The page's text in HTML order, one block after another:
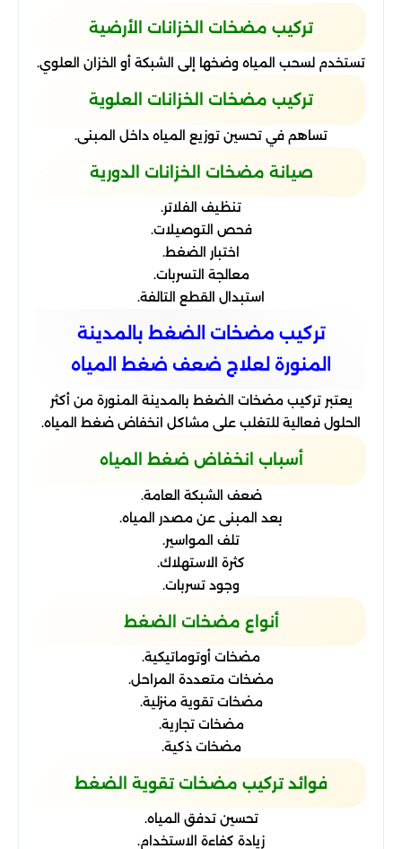
تركيب مضخات الخزانات الأرضية
تستخدم لسحب المياه وضخها إلى الشبكة أو الخزان العلوي.
تركيب مضخات الخزانات العلوية
تساهم في تحسين توزيع المياه داخل المبنى.
صيانة مضخات الخزانات الدورية
تنظيف الفلاتر.
فحص التوصيلات.
اختبار الضغط.
معالجة التسربات.
استبدال القطع التالفة.
تركيب مضخات الضغط بالمدينة
المنورة لعلاج ضعف ضغط المياه
يعتبر تركيب مضخات الضغط بالمدينة المنورة من أكثر
الحلول فعالية للتغلب على مشاكل انخفاض ضغط المياه.
أسباب انخفاض ضغط المياه
ضعف الشبكة العامة.
بعد المبنى عن مصدر المياه.
تلف المواسير.
كثرة الاستهلاك.
وجود تسربات.
أنواع مضخات الضغط
مضخات أوتوماتيكية.
مضخات متعددة المراحل.
مضخات تقوية منزلية.
مضخات تجارية.
مضخات ذكية.
فوائد تركيب مضخات تقوية الضغط
تحسين تدفق المياه.
زيادة كفاءة الاستخدام.